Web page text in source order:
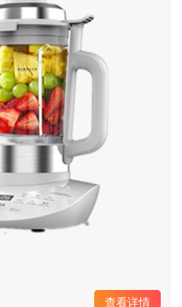
查看详情